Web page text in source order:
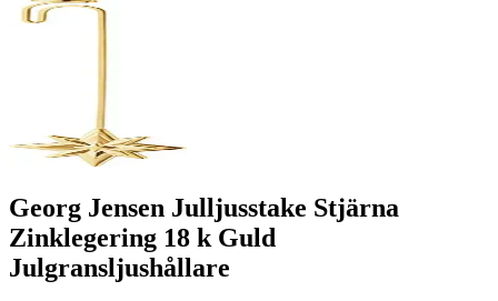
Georg Jensen Julljusstake Stjärna
Zinklegering 18 k Guld
Julgransljushållare